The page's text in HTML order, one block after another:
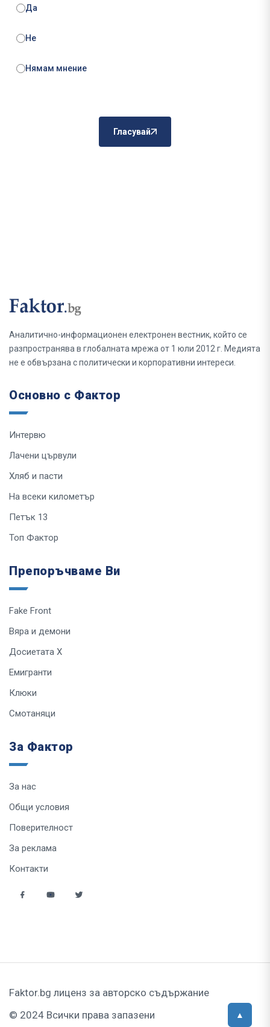
Да
Не
Нямам мнение
Гласувай
Аналитично-информационен електронен вестник, който се
разпространява в глобалната мрежа от 1 юли 2012 г. Медията
не е обвързана с политически и корпоративни интереси.
Основно с Фактор
Интервю
Лачени цървули
Хляб и пасти
На всеки километър
Петък 13
Топ Фактор
Препоръчваме Ви
Fake Front
Вяра и демони
Досиетата Х
Емигранти
Клюки
Смотаняци
За Фактор
За нас
Общи условия
Поверителност
За реклама
Контакти
Faktor.bg лиценз за авторско съдържание
© 2024 Всички права запазени